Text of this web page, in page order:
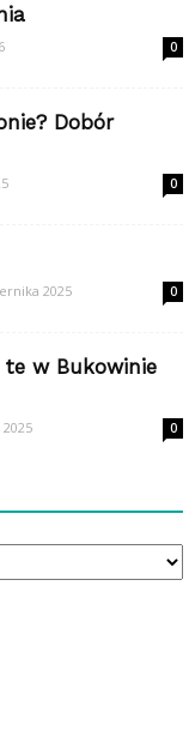
0
Dobór
0
2025 0
te w Bukowinie
0